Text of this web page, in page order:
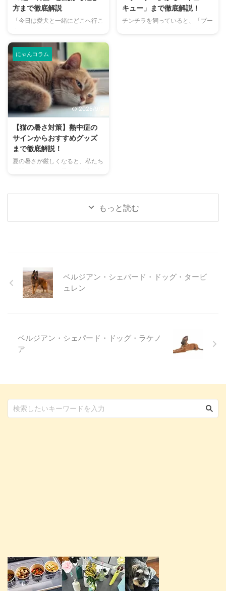
ます。 さらに、ピーマンを愛犬
に与える際の適切な量や調理方
介します。 この記事の結論 犬に
ピ ...
さらに、猫と飼い主さん両方にと
って快適な消臭グッズの選び方ま
方まで徹底解説
「今日は愛犬と一緒にどこへ行こ
か？大阪には、広大な敷地でのび
のびと遊べるドッグランから、都
心でアクセスしやすい便利な施設
まで、魅力的なドッグランがたく
さんあります。 しかし、「初め
てドッグランに行くから不安」
「どの施設が愛犬に合っているか
わからない」という方も多いので
は、大阪府内にある人気のドッグ
ランを厳選し、料金、広さ、利用
条件、設備など、気になる情報を
網羅的に解説します。 さらに、
ための ...
キュー」まで徹底解説！
チンチラを飼っていると、「プー
ニ ...
にゃんコラム
2025/9/9
【猫の暑さ対策】熱中症の
サインからおすすめグッズ
まで徹底解説！
夏の暑さが厳しくなると、私たち
め、熱中症になりやすい動物で
す。 この記事では、猫の熱中症
さらに、留守番中の注意点や、猫
が本当に喜ぶ暑さ対策について、
当メディアの編集部が実際に試し
もっと読む
ベルジアン・シェパード・ドッグ・タービ
ュレン
ベルジアン・シェパード・ドッグ・ラケノ
ア